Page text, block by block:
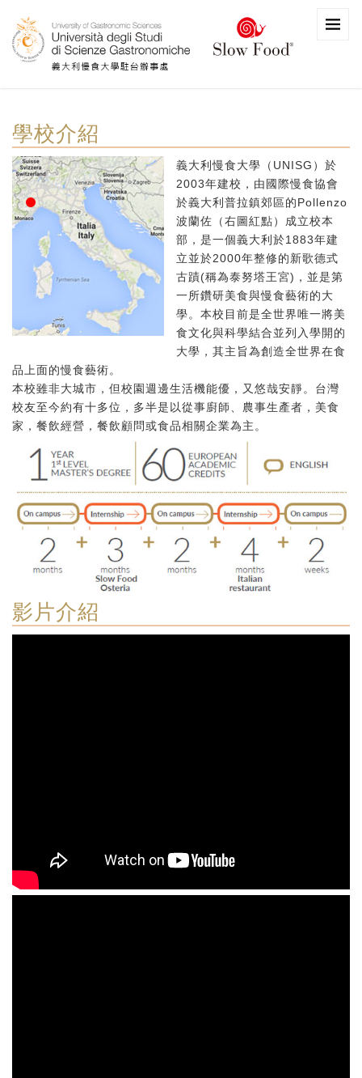
學校介紹
義大利慢食大學（UNISG）於
2003年建校，由國際慢食協會
於義大利普拉鎮郊區的Pollenzo
波蘭佐（右圖紅點）成立校本
部，是一個義大利於1883年建
立並於2000年整修的新歌德式
古蹟(稱為泰努塔王宮)，並是第
一所鑽研美食與慢食藝術的大
學。本校目前是全世界唯一將美
食文化與科學結合並列入學開的
大學，其主旨為創造全世界在食
品上面的慢食藝術。
本校雖非大城市，但校園週邊生活機能優，又悠哉安靜。台灣
校友至今約有十多位，多半是以從事廚師、農事生產者，美食
家，餐飲經營，餐飲顧問或食品相關企業為主。
影片介紹